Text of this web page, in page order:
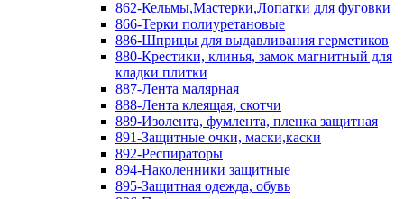
862-Кельмы,Мастерки,Лопатки для фуговки
866-Терки полиуретановые
886-Шприцы для выдавливания герметиков
880-Крестики, клинья, замок магнитный для
кладки плитки
887-Лента малярная
888-Лента клеящая, скотчи
889-Изолента, фумлента, пленка защитная
891-Защитные очки, маски,каски
892-Респираторы
894-Наколенники защитные
895-Защитная одежда, обувь